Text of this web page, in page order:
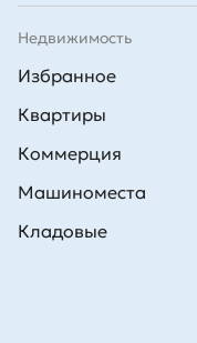
Недвижимость
Избранное
Квартиры
Коммерция
Машиноместа
Кладовые